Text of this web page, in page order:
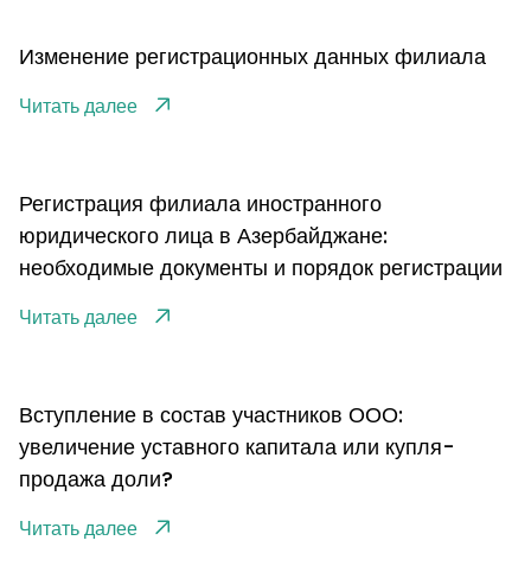
Изменение регистрационных данных филиала
Читать далее
Регистрация филиала иностранного
юридического лица в Азербайджане:
необходимые документы и порядок регистрации
Читать далее
Вступление в состав участников ООО:
увеличение уставного капитала или купля-
продажа доли?
Читать далее